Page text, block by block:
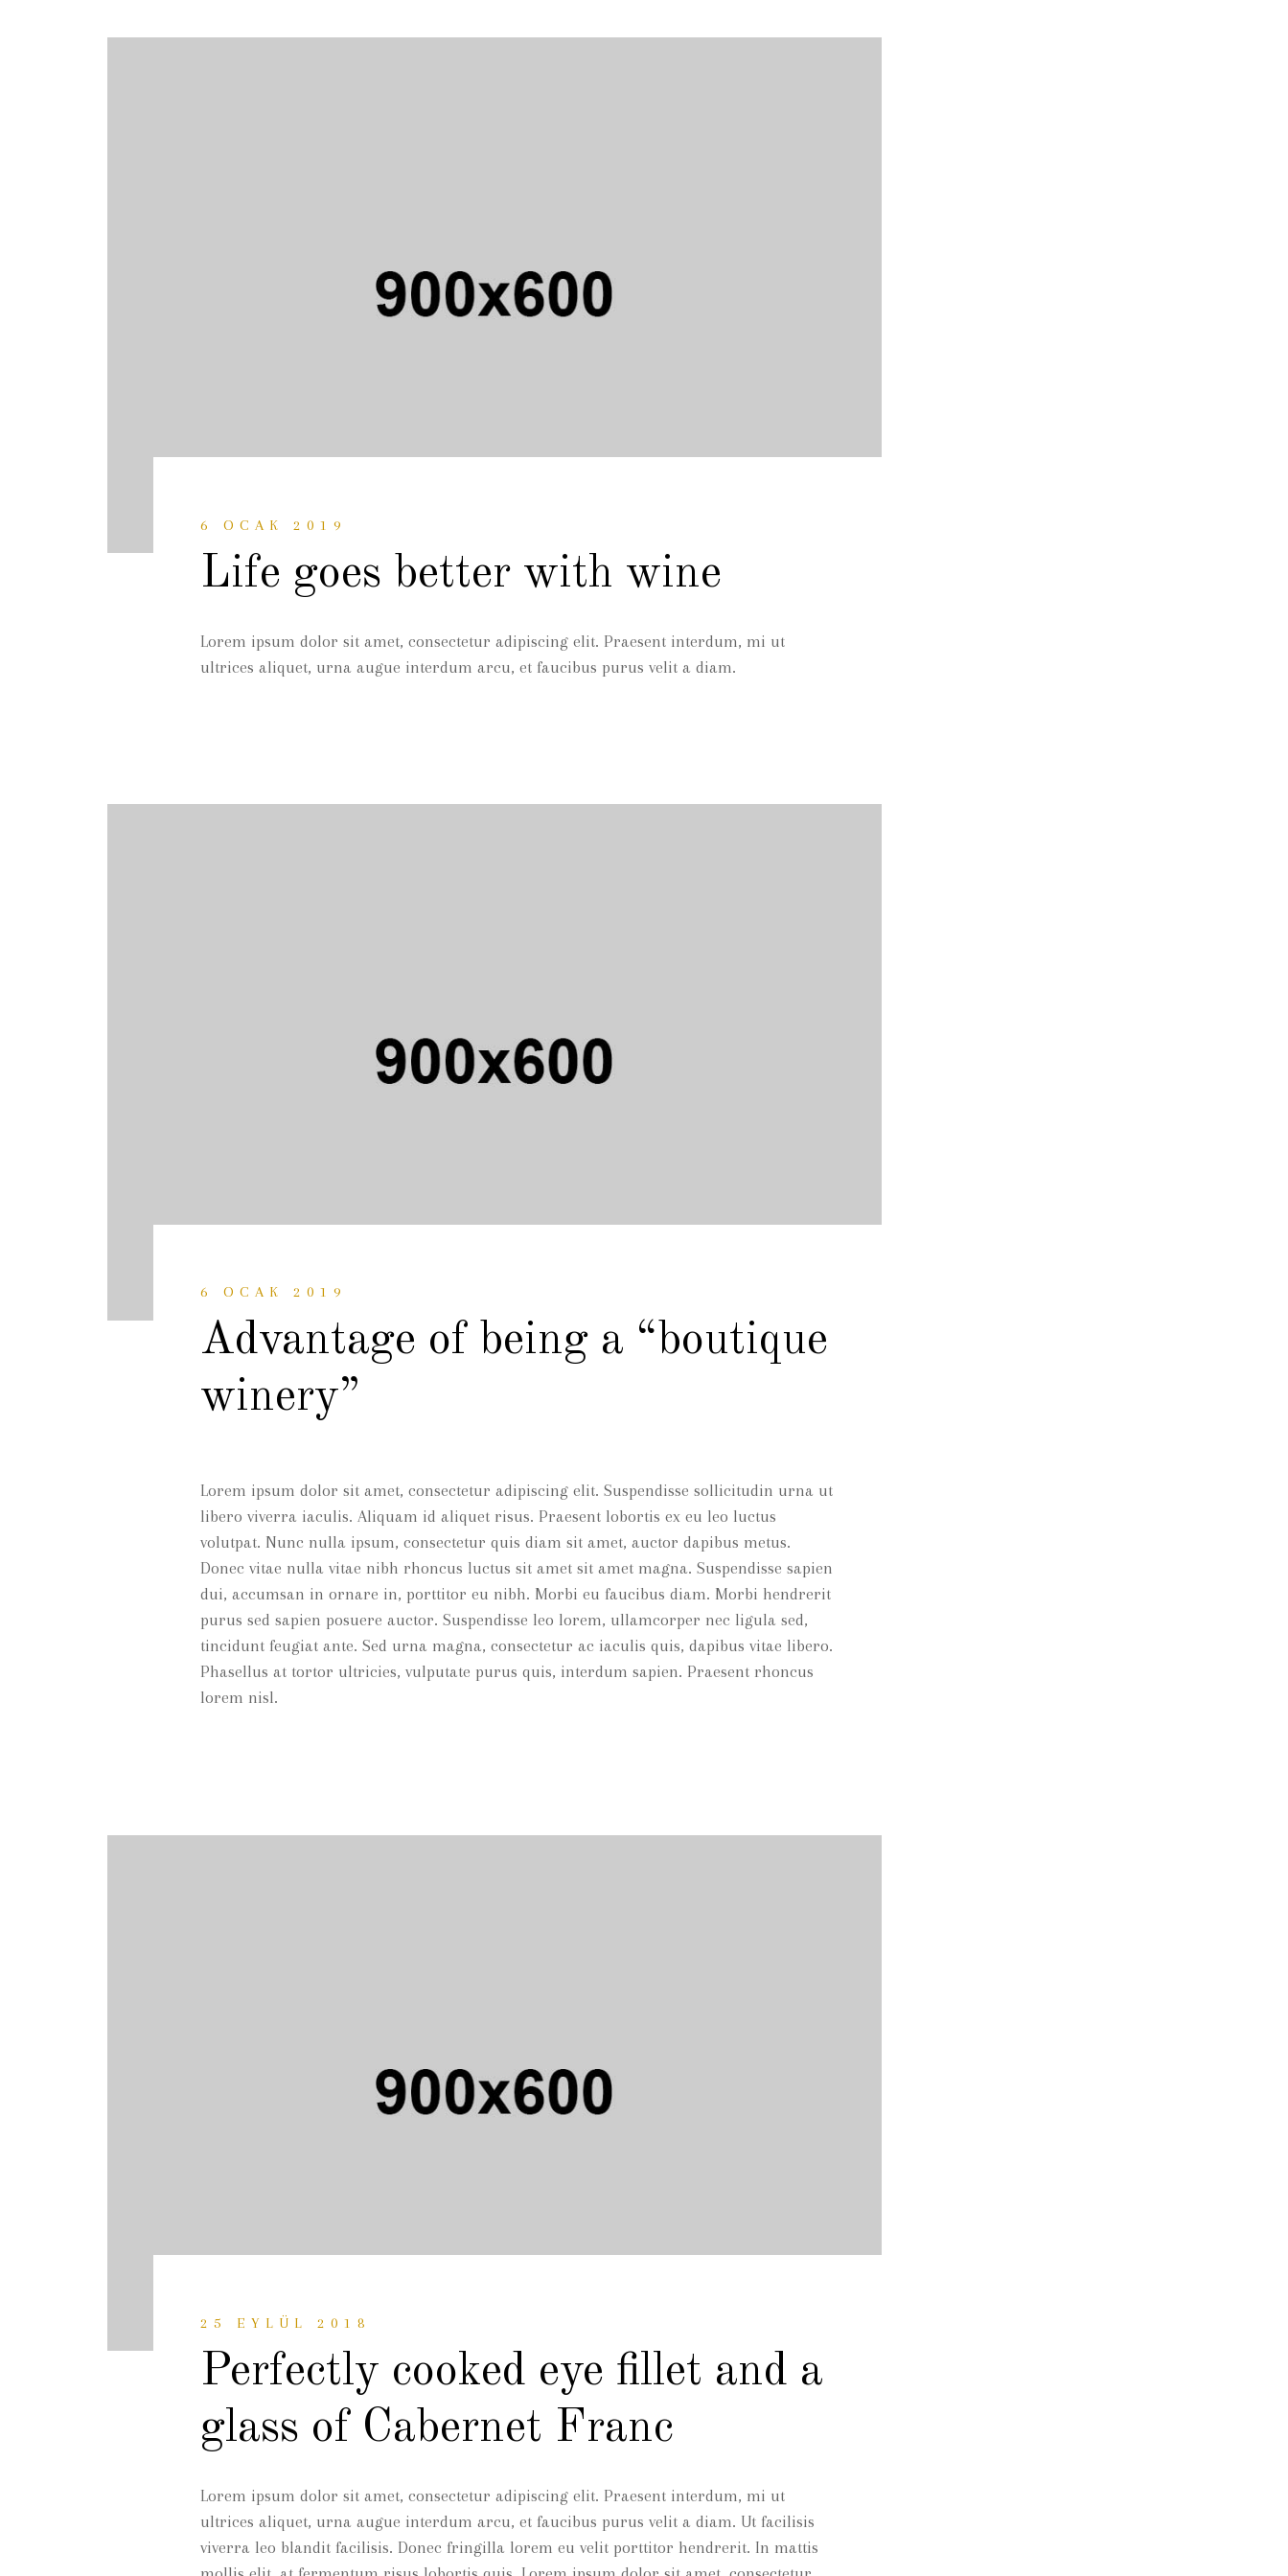
6 OCAK 2019
Life goes better with wine
Lorem ipsum dolor sit amet, consectetur adipiscing elit. Praesent interdum, mi ut
ultrices aliquet, urna augue interdum arcu, et faucibus purus velit a diam.
6 OCAK 2019
Advantage of being a “boutique
winery”
Lorem ipsum dolor sit amet, consectetur adipiscing elit. Suspendisse sollicitudin urna ut
libero viverra iaculis. Aliquam id aliquet risus. Praesent lobortis ex eu leo luctus
volutpat. Nunc nulla ipsum, consectetur quis diam sit amet, auctor dapibus metus.
Donec vitae nulla vitae nibh rhoncus luctus sit amet sit amet magna. Suspendisse sapien
dui, accumsan in ornare in, porttitor eu nibh. Morbi eu faucibus diam. Morbi hendrerit
purus sed sapien posuere auctor. Suspendisse leo lorem, ullamcorper nec ligula sed,
tincidunt feugiat ante. Sed urna magna, consectetur ac iaculis quis, dapibus vitae libero.
Phasellus at tortor ultricies, vulputate purus quis, interdum sapien. Praesent rhoncus
lorem nisl.
25 EYLÜL 2018
Perfectly cooked eye fillet and a
glass of Cabernet Franc
Lorem ipsum dolor sit amet, consectetur adipiscing elit. Praesent interdum, mi ut
ultrices aliquet, urna augue interdum arcu, et faucibus purus velit a diam. Ut facilisis
viverra leo blandit facilisis. Donec fringilla lorem eu velit porttitor hendrerit. In mattis